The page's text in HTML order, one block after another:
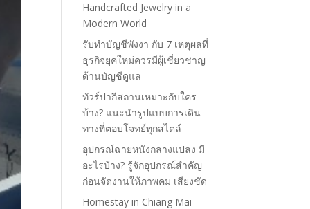
Handcrafted Jewelry in a
Modern World
รับทำบัญชีพังงา กับ 7 เหตุผลที่
ธุรกิจยุคใหม่ควรมีผู้เชี่ยวชาญ
ด้านบัญชีดูแล
ทัวร์ปากีสถานเหมาะกับใคร
บ้าง? แนะนำรูปแบบการเดิน
ทางที่ตอบโจทย์ทุกสไตล์
อุปกรณ์ฉายหนังกลางแปลง มี
อะไรบ้าง? รู้จักอุปกรณ์สำคัญ
ก่อนจัดงานให้ภาพคม เสียงชัด
Homestay in Chiang Mai –